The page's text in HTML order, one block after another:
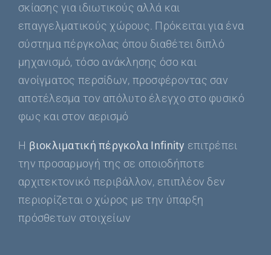
σκίασης για ιδιωτικούς αλλά και
επαγγελματικούς χώρους. Πρόκειται για ένα
σύστημα πέργκολας όπου διαθέτει διπλό
μηχανισμό, τόσο ανάκλησης όσο και
ανοίγματος περσίδων, προσφέροντας σαν
αποτέλεσμα τον απόλυτο έλεγχο στο φυσικό
φως και στον αερισμό
Η βιοκλιματική πέργκολα Infinity επιτρέπει
την προσαρμογή της σε οποιοδήποτε
αρχιτεκτονικό περιβάλλον, επιπλέον δεν
περιορίζεται ο χώρος με την ύπαρξη
πρόσθετων στοιχείων